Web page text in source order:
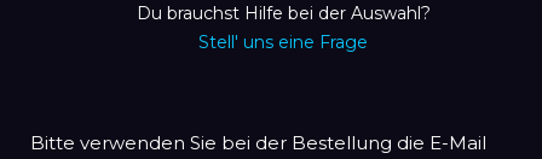
Du brauchst Hilfe bei der Auswahl?
Stell' uns eine Frage
Bitte verwenden Sie bei der Bestellung die E-Mail